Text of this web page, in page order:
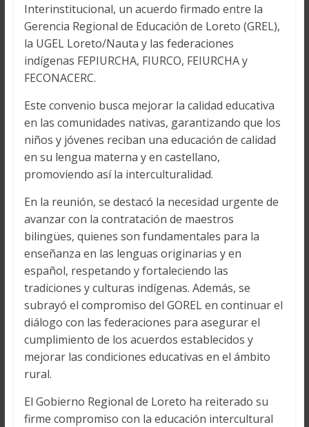
Interinstitucional, un acuerdo firmado entre la
Gerencia Regional de Educación de Loreto (GREL),
la UGEL Loreto/Nauta y las federaciones
indígenas FEPIURCHA, FIURCO, FEIURCHA y
FECONACERC.
Este convenio busca mejorar la calidad educativa
en las comunidades nativas, garantizando que los
niños y jóvenes reciban una educación de calidad
en su lengua materna y en castellano,
promoviendo así la interculturalidad.
En la reunión, se destacó la necesidad urgente de
avanzar con la contratación de maestros
bilingües, quienes son fundamentales para la
enseñanza en las lenguas originarias y en
español, respetando y fortaleciendo las
tradiciones y culturas indígenas. Además, se
subrayó el compromiso del GOREL en continuar el
diálogo con las federaciones para asegurar el
cumplimiento de los acuerdos establecidos y
mejorar las condiciones educativas en el ámbito
rural.
El Gobierno Regional de Loreto ha reiterado su
firme compromiso con la educación intercultural